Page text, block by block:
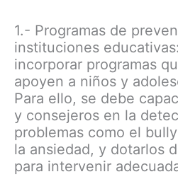
1.- Programas de
instituciones
incorporar programas
apoyen a niños y
Para ello, se debe
y consejeros en la
problemas como el
la ansiedad, y dotarlos
para intervenir